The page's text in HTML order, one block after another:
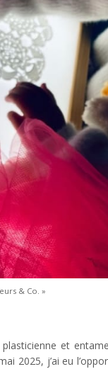
& Co. »
et
2025, j’ai eu